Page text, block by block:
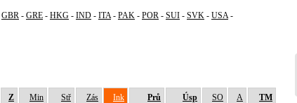
GBR - GRE - HKG - IND - ITA- PAK - POR - SUI - SVK - USA-
Z Min Stř Zás Ink Prů Úsp SO A TM